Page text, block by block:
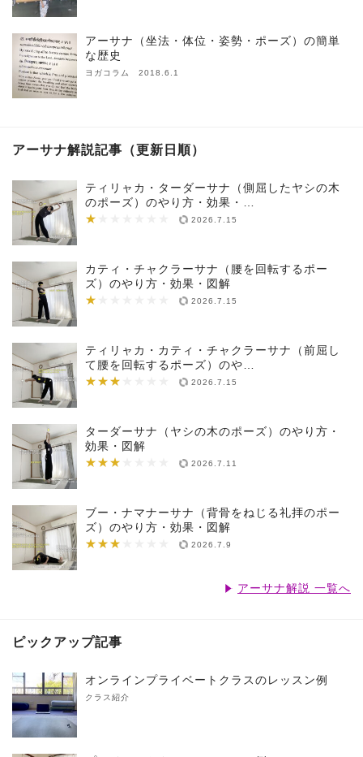
アーサナ（坐法・体位・姿勢・ポーズ）の簡単
な歴史
ヨガコラム 2018.6.1
アーサナ解説記事（更新日順）
ティリャカ・ターダーサナ（側屈したヤシの木
のポーズ）のやり方・効果・…
★
★★★★★★★ 2026.7.15
カティ・チャクラーサナ（腰を回転するポー
ズ）のやり方・効果・図解
★
★★★★★★★ 2026.7.15
ティリャカ・カティ・チャクラーサナ（前屈し
て腰を回転するポーズ）のや…
★★★
★★★★★★★ 2026.7.15
ターダーサナ（ヤシの木のポーズ）のやり方・
効果・図解
★★★
★★★★★★★ 2026.7.11
ブー・ナマナーサナ（背骨をねじる礼拝のポー
ズ）のやり方・効果・図解
★★★
★★★★★★★ 2026.7.9
アーサナ解説 一覧へ
ピックアップ記事
オンラインプライベートクラスのレッスン例
クラス紹介